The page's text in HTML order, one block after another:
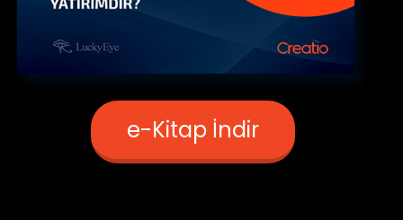
e-Kitap İndir